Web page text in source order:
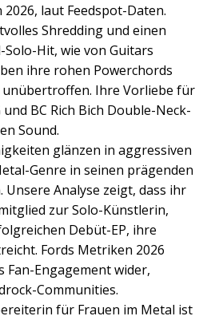
laut Feedspot-Daten.
Shredding und einen
Hit, wie von Guitars
ihre rohen Powerchords
Ihre Vorliebe für
BC Rich Bich Double-Neck-
Sound.
glänzen in aggressiven
Genre in seinen prägenden
Unsere Analyse zeigt, dass ihr
zur Solo-Künstlerin,
Debüt-EP, ihre
Fords Metriken 2026
Fan-Engagement wider,
Communities.
für Frauen im Metal ist